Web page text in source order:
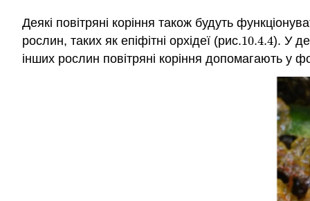
Деякі повітряні коріння також будуть
рослин, таких як епіфітні орхідеї (рис.10.4.4
10.4.4). У
інших рослин повітряні коріння допомагають у